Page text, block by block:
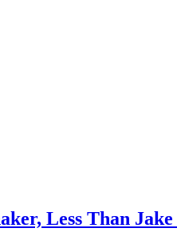
Less Than